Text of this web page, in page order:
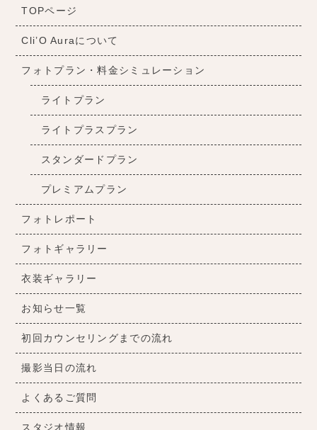
TOPページ
Cli’O Auraについて
フォトプラン・料金シミュレーション
ライトプラン
ライトプラスプラン
スタンダードプラン
プレミアムプラン
フォトレポート
フォトギャラリー
衣装ギャラリー
お知らせ一覧
初回カウンセリングまでの流れ
撮影当日の流れ
よくあるご質問
スタジオ情報